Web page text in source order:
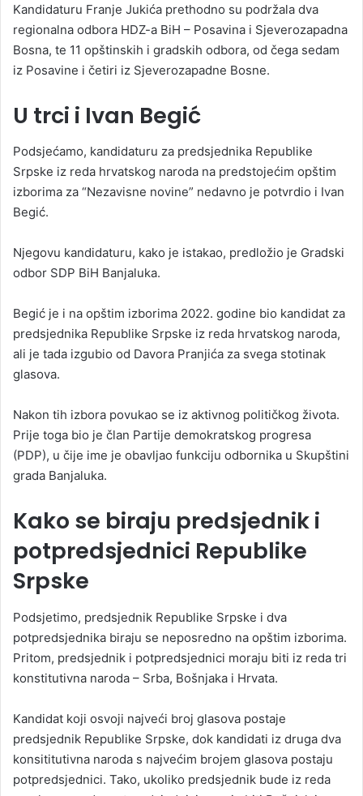
Kandidaturu Franje Jukića prethodno su podržala dva
regionalna odbora HDZ-a BiH – Posavina i Sjeverozapadna
Bosna, te 11 opštinskih i gradskih odbora, od čega sedam
iz Posavine i četiri iz Sjeverozapadne Bosne.
U trci i Ivan Begić
Podsjećamo, kandidaturu za predsjednika Republike
Srpske iz reda hrvatskog naroda na predstojećim opštim
izborima za “Nezavisne novine” nedavno je potvrdio i Ivan
Begić.
Njegovu kandidaturu, kako je istakao, predložio je Gradski
odbor SDP BiH Banjaluka.
Begić je i na opštim izborima 2022. godine bio kandidat za
predsjednika Republike Srpske iz reda hrvatskog naroda,
ali je tada izgubio od Davora Pranjića za svega stotinak
glasova.
Nakon tih izbora povukao se iz aktivnog političkog života.
Prije toga bio je član Partije demokratskog progresa
(PDP), u čije ime je obavljao funkciju odbornika u Skupštini
grada Banjaluka.
Kako se biraju predsjednik i
potpredsjednici Republike
Srpske
Podsjetimo, predsjednik Republike Srpske i dva
potpredsjednika biraju se neposredno na opštim izborima.
Pritom, predsjednik i potpredsjednici moraju biti iz reda tri
konstitutivna naroda – Srba, Bošnjaka i Hrvata.
Kandidat koji osvoji najveći broj glasova postaje
predsjednik Republike Srpske, dok kandidati iz druga dva
konsititutivna naroda s najvećim brojem glasova postaju
potpredsjednici. Tako, ukoliko predsjednik bude iz reda